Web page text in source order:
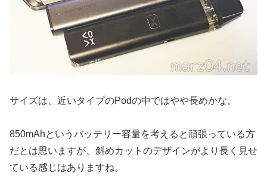
サイズは、近いタイプのPodの中ではやや長めかな。
850mAhというバッテリー容量を考えると頑張っている方
だとは思いますが、斜めカットのデザインがより長く見せ
ている感じはありますね。